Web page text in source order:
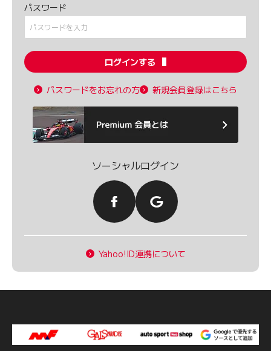
パスワード
ログインする
パスワードをお忘れの方 新規会員登録はこちら
ソーシャルログイン
Yahoo!ID連携について